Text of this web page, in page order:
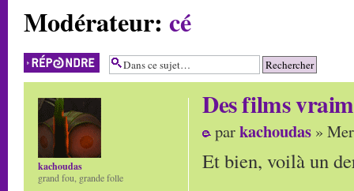
Modérateur: cé
Répondre
Des films
parkachoudas »
Et bien, voilà un
kachoudas
grand fou, grande folle